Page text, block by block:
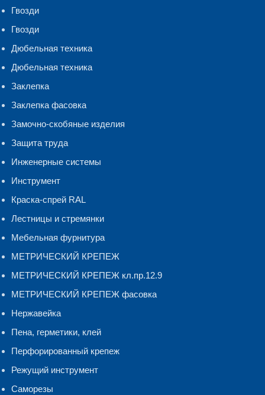
Гвозди
Гвозди
Дюбельная техника
Дюбельная техника
Заклепка
Заклепка фасовка
Замочно-скобяные изделия
Защита труда
Инженерные системы
Инструмент
Краска-спрей RAL
Лестницы и стремянки
Мебельная фурнитура
МЕТРИЧЕСКИЙ КРЕПЕЖ
МЕТРИЧЕСКИЙ КРЕПЕЖ кл.пр.12.9
МЕТРИЧЕСКИЙ КРЕПЕЖ фасовка
Нержавейка
Пена, герметики, клей
Перфорированный крепеж
Режущий инструмент
Саморезы